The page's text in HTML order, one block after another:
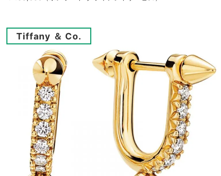
Tiffany ＆ Co.